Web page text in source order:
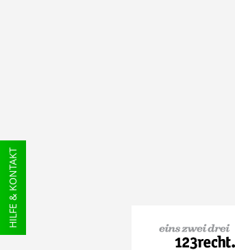
HILFE & KONTAKT